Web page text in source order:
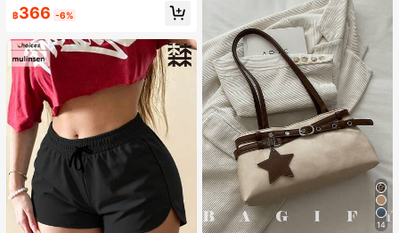
ทจสำหรับฤดูรับปริญญา, เทศกาลดนตร
฿366 -6%
14